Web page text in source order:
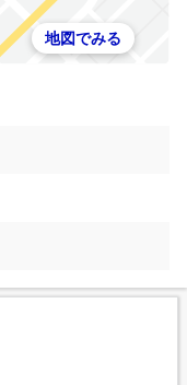
地図でみる